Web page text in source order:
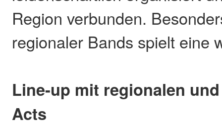
Region verbunden.
regionaler Bands spielt eine
Line-up mit regionalen
Acts